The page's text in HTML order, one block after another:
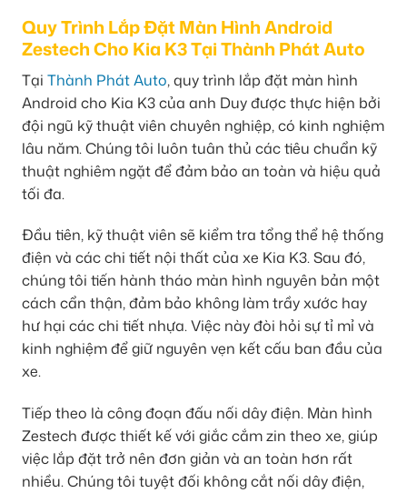
Quy Trình Lắp Đặt Màn Hình Android
Zestech Cho Kia K3 Tại Thành Phát Auto
Tại Thành Phát Auto, quy trình lắp đặt màn hình
Android cho Kia K3 của anh Duy được thực hiện bởi
đội ngũ kỹ thuật viên chuyên nghiệp, có kinh nghiệm
lâu năm. Chúng tôi luôn tuân thủ các tiêu chuẩn kỹ
thuật nghiêm ngặt để đảm bảo an toàn và hiệu quả
tối đa.
Đầu tiên, kỹ thuật viên sẽ kiểm tra tổng thể hệ thống
điện và các chi tiết nội thất của xe Kia K3. Sau đó,
chúng tôi tiến hành tháo màn hình nguyên bản một
cách cẩn thận, đảm bảo không làm trầy xước hay
hư hại các chi tiết nhựa. Việc này đòi hỏi sự tỉ mỉ và
kinh nghiệm để giữ nguyên vẹn kết cấu ban đầu của
xe.
Tiếp theo là công đoạn đấu nối dây điện. Màn hình
Zestech được thiết kế với giắc cắm zin theo xe, giúp
việc lắp đặt trở nên đơn giản và an toàn hơn rất
nhiều. Chúng tôi tuyệt đối không cắt nối dây điện,